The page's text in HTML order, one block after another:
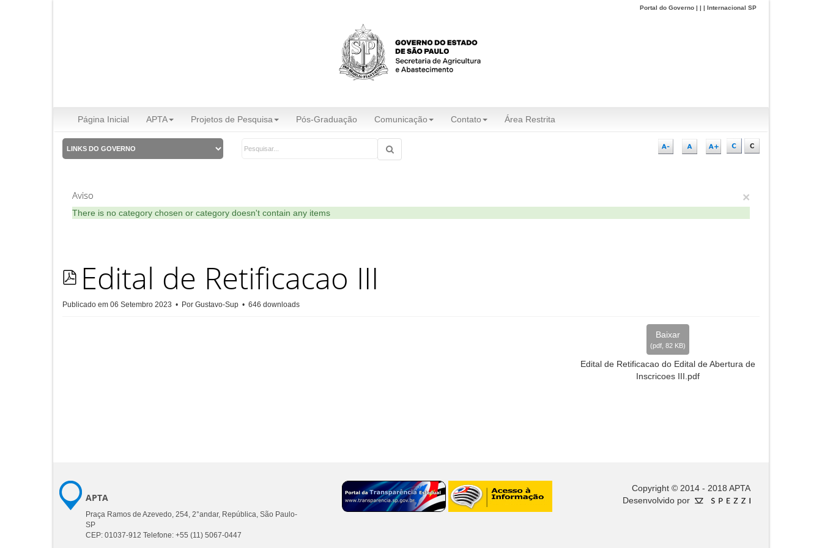
Portal do Governo | | | Internacional SP
Página Inicial APTA Projetos de Pesquisa Pós-Graduação Comunicação Contato Área Restrita
×
Aviso
There is no category chosen or category doesn't contain any items
pdfEdital de Retificacao III
Publicado em 06 Setembro 2023 Por Gustavo-Sup 646 downloads
Baixar
(pdf, 82 KB)
Edital de Retificacao do Edital de Abertura de
Inscricoes III.pdf
APTA
Praça Ramos de Azevedo, 254, 2°andar, República, São Paulo-
SP
CEP: 01037-912 Telefone: +55 (11) 5067-0447
Copyright © 2014 - 2018 APTA
Desenvolvido por